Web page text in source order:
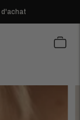
d'achat